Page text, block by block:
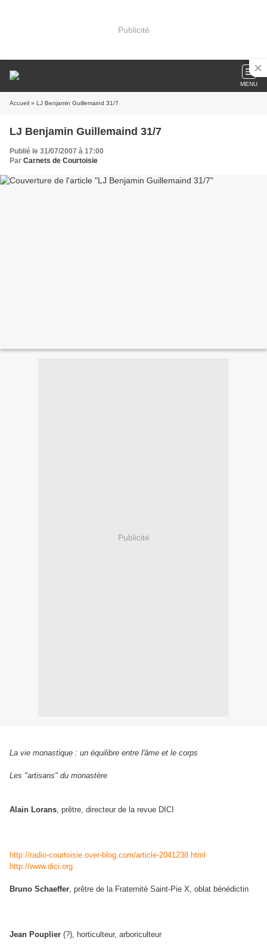
Publicité
MENU
Accueil » LJ Benjamin Guillemaind 31/7
LJ Benjamin Guillemaind 31/7
Publié le 31/07/2007 à 17:00
Par Carnets de Courtoisie
Publicité
La vie monastique : un équilibre entre l'âme et le corps
Les "artisans" du monastère
Alain Lorans, prêtre, directeur de la revue DICI
http://radio-courtoisie.over-blog.com/article-2041238.html
http://www.dici.org
Bruno Schaeffer, prêtre de la Fraternité Saint-Pie X, oblat bénédictin
Jean Pouplier (?), horticulteur, arboriculteur